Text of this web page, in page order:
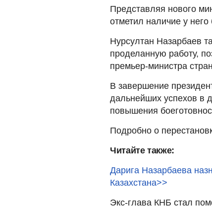
Представляя нового
отметил наличие у
Нурсултан Назарбаев
проделанную работу,
премьер-министра
В завершение
дальнейших успехов в
повышения
Подробно о
Читайте также:
Дарига Назарбаева
Казахстана>>
Экс-глава КНБ стал